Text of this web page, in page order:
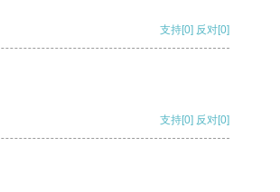
支持[0] 反对[0]
支持[0] 反对[0]